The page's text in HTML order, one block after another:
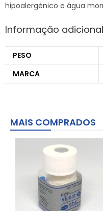
hipoalergénico e água
Informação adicional
PESO
MARCA
MAIS COMPRADOS